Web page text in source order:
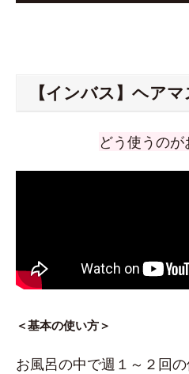
【インバス】ヘア
どう使うのが
＜基本の使い方＞
お風呂の中で週１～２回の